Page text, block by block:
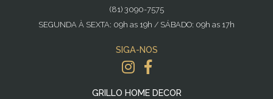
(81) 3090-7575
SEGUNDA À SEXTA: 09h as 19h / SÁBADO: 09h as 17h
SIGA-NOS
GRILLO HOME DECOR